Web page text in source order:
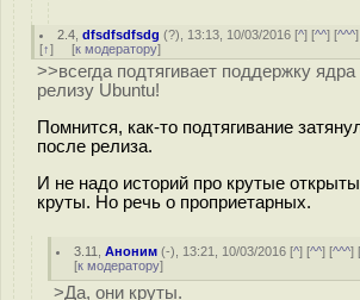
2.4 ,dfsdfsdfsdg (?), 13:13, 10/03/2016 [^] [^^] [^^^
[↑] [к модератору]
>>всегда подтягивает поддержку
релизу Ubuntu!
Помнится, как-то подтягивание
после релиза.
И не надо историй про крутые
круты. Но речь о проприетарных.
3.11 ,Аноним (-), 13:21, 10/03/2016 [^] [^^] [^^^]
[к модератору]
>Да, они круты.